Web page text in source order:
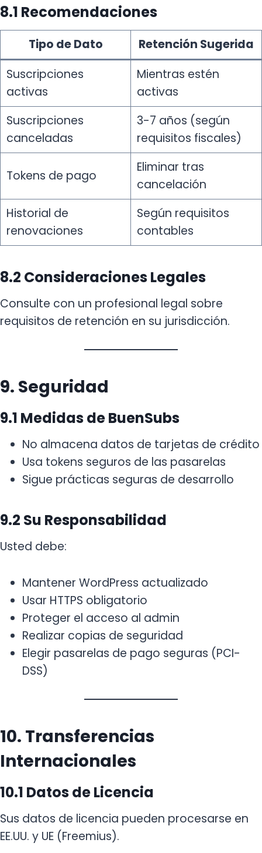
8.1 Recomendaciones
Tipo de Dato
Retención Sugerida
Suscripciones
activas
Mientras estén
activas
Suscripciones
canceladas
3-7 años (según
requisitos fiscales)
Tokens de pago
Eliminar tras
cancelación
Historial de
renovaciones
Según requisitos
contables
8.2 Consideraciones Legales
Consulte con un profesional legal sobre
requisitos de retención en su jurisdicción.
9. Seguridad
9.1 Medidas de BuenSubs
No almacena datos de tarjetas de crédito
Usa tokens seguros de las pasarelas
Sigue prácticas seguras de desarrollo
9.2 Su Responsabilidad
Usted debe:
Mantener WordPress actualizado
Usar HTTPS obligatorio
Proteger el acceso al admin
Realizar copias de seguridad
Elegir pasarelas de pago seguras (PCI-
DSS)
10. Transferencias
Internacionales
10.1 Datos de Licencia
Sus datos de licencia pueden procesarse en
EE.UU. y UE (Freemius).